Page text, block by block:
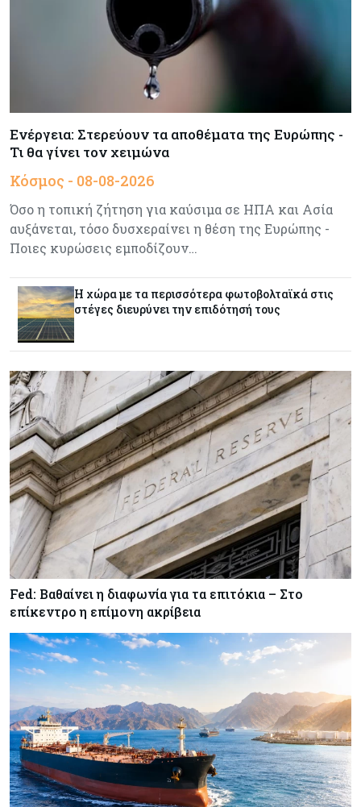
Ενέργεια: Στερεύουν τα αποθέματα της Ευρώπης -
Τι θα γίνει τον χειμώνα
Κόσμος - 08-08-2026
Όσο η τοπική ζήτηση για καύσιμα σε ΗΠΑ και Ασία
αυξάνεται, τόσο δυσχεραίνει η θέση της Ευρώπης -
Ποιες κυρώσεις εμποδίζουν…
Η χώρα με τα περισσότερα φωτοβολταϊκά στις
στέγες διευρύνει την επιδότησή τους
Fed: Βαθαίνει η διαφωνία για τα επιτόκια – Στο
επίκεντρο η επίμονη ακρίβεια